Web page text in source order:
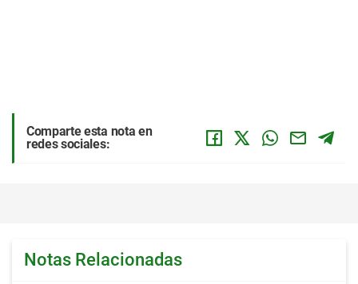
Comparte esta nota en
redes sociales:
Notas Relacionadas